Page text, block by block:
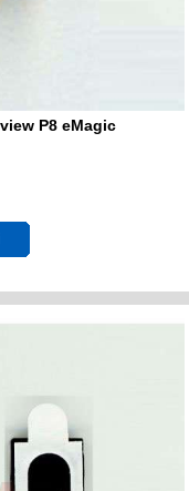
P8 eMagic